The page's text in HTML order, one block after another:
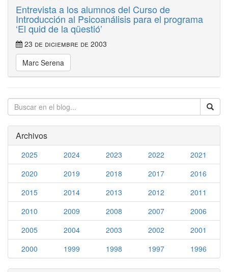
Entrevista a los alumnos del Curso de
Introducción al Psicoanálisis para el programa
‘El quid de la qüestió’
23 de diciembre de 2003
Marc Serena
Archivos
2025 2024 2023 2022
2021
2020
2019 2018 2017
2016
2015
2014 2013 2012
2011
2010
2009 2008 2007
2006
2005
2004 2003 2002
2001
2000
1999 1998 1997 1996